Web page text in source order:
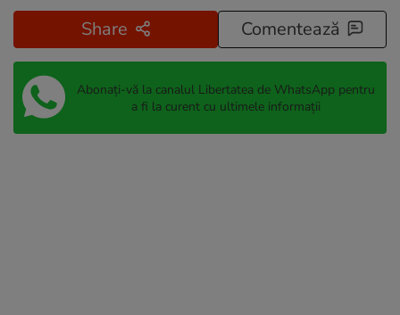
Share Comentează
Abonați-vă la canalul Libertatea de WhatsApp pentru
a fi la curent cu ultimele informații